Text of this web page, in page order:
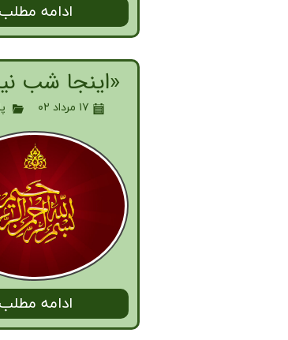
ادامه مطلب
«اینجا شب
۱۷ مرداد ۰۲
ادامه مطلب